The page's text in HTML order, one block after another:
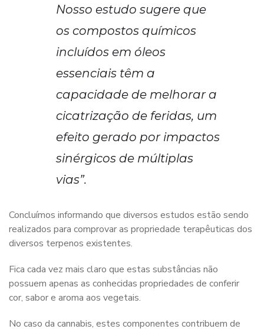
Nosso estudo sugere que
os compostos químicos
incluídos em óleos
essenciais têm a
capacidade de melhorar a
cicatrização de feridas, um
efeito gerado por impactos
sinérgicos de múltiplas
vias”.
Concluímos informando que diversos estudos estão sendo
realizados para comprovar as propriedade terapêuticas dos
diversos terpenos existentes.
Fica cada vez mais claro que estas substâncias não
possuem apenas as conhecidas propriedades de conferir
cor, sabor e aroma aos vegetais.
No caso da cannabis, estes componentes contribuem de